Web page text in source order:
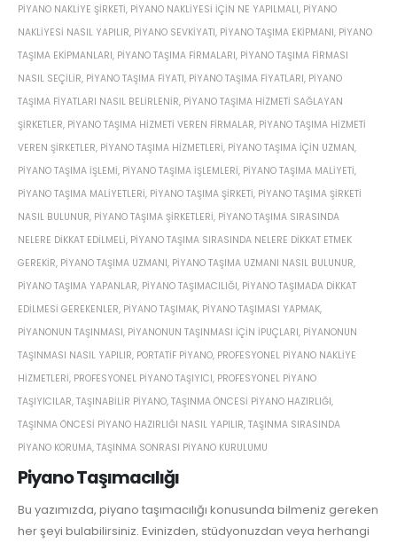
Piyano Taşımacılığı
PIYANO NAKLIYE ŞIRKETI, PIYANO NAKLIYESI IÇIN NE YAPILMALI, PIYANO
NAKLIYESI NASIL YAPILIR, PIYANO SEVKIYATI, PIYANO TAŞIMA EKIPMANI, PIYANO
TAŞIMA EKIPMANLARI, PIYANO TAŞIMA FIRMALARI, PIYANO TAŞIMA FIRMASI
NASIL SEÇILIR, PIYANO TAŞIMA FIYATI, PIYANO TAŞIMA FIYATLARI, PIYANO
TAŞIMA FIYATLARI NASIL BELIRLENIR, PIYANO TAŞIMA HIZMETI SAĞLAYAN
ŞIRKETLER, PIYANO TAŞIMA HIZMETI VEREN FIRMALAR, PIYANO TAŞIMA HIZMETI
VEREN ŞIRKETLER, PIYANO TAŞIMA HIZMETLERI, PIYANO TAŞIMA IÇIN UZMAN,
PIYANO TAŞIMA IŞLEMI, PIYANO TAŞIMA IŞLEMLERI, PIYANO TAŞIMA MALIYETI,
PIYANO TAŞIMA MALIYETLERI, PIYANO TAŞIMA ŞIRKETI, PIYANO TAŞIMA ŞIRKETI
NASIL BULUNUR, PIYANO TAŞIMA ŞIRKETLERI, PIYANO TAŞIMA SIRASINDA
NELERE DIKKAT EDILMELI, PIYANO TAŞIMA SIRASINDA NELERE DIKKAT ETMEK
GEREKIR, PIYANO TAŞIMA UZMANI, PIYANO TAŞIMA UZMANI NASIL BULUNUR,
PIYANO TAŞIMA YAPANLAR, PIYANO TAŞIMACILIĞI, PIYANO TAŞIMADA DIKKAT
EDILMESI GEREKENLER, PIYANO TAŞIMAK, PIYANO TAŞIMASI YAPMAK,
PIYANONUN TAŞINMASI, PIYANONUN TAŞINMASI IÇIN IPUÇLARI, PIYANONUN
TAŞINMASI NASIL YAPILIR, PORTATIF PIYANO, PROFESYONEL PIYANO NAKLIYE
HIZMETLERI, PROFESYONEL PIYANO TAŞIYICI, PROFESYONEL PIYANO
TAŞIYICILAR, TAŞINABILIR PIYANO, TAŞINMA ÖNCESI PIYANO HAZIRLIĞI,
TAŞINMA ÖNCESI PIYANO HAZIRLIĞI NASIL YAPILIR, TAŞINMA SIRASINDA
PIYANO KORUMA, TAŞINMA SONRASI PIYANO KURULUMU
Bu yazımızda, piyano taşımacılığı konusunda bilmeniz gereken
her şeyi bulabilirsiniz. Evinizden, stüdyonuzdan veya herhangi